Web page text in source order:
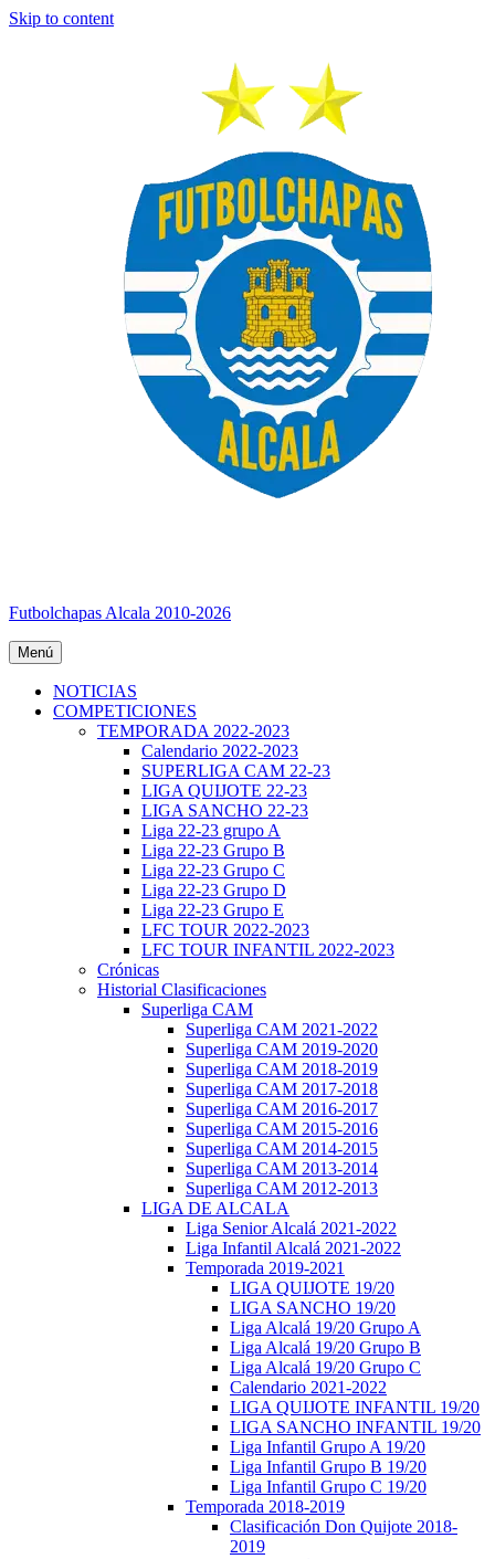
Skip to content
Futbolchapas Alcala 2010-2026
Menú
NOTICIAS
COMPETICIONES
TEMPORADA 2022-2023
Calendario 2022-2023
SUPERLIGA CAM 22-23
LIGA QUIJOTE 22-23
LIGA SANCHO 22-23
Liga 22-23 grupo A
Liga 22-23 Grupo B
Liga 22-23 Grupo C
Liga 22-23 Grupo D
Liga 22-23 Grupo E
LFC TOUR 2022-2023
LFC TOUR INFANTIL 2022-2023
Crónicas
Historial Clasificaciones
Superliga CAM
Superliga CAM 2021-2022
Superliga CAM 2019-2020
Superliga CAM 2018-2019
Superliga CAM 2017-2018
Superliga CAM 2016-2017
Superliga CAM 2015-2016
Superliga CAM 2014-2015
Superliga CAM 2013-2014
Superliga CAM 2012-2013
LIGA DE ALCALA
Liga Senior Alcalá 2021-2022
Liga Infantil Alcalá 2021-2022
Temporada 2019-2021
LIGA QUIJOTE 19/20
LIGA SANCHO 19/20
Liga Alcalá 19/20 Grupo A
Liga Alcalá 19/20 Grupo B
Liga Alcalá 19/20 Grupo C
Calendario 2021-2022
LIGA QUIJOTE INFANTIL 19/20
LIGA SANCHO INFANTIL 19/20
Liga Infantil Grupo A 19/20
Liga Infantil Grupo B 19/20
Liga Infantil Grupo C 19/20
Temporada 2018-2019
Clasificación Don Quijote 2018-
2019